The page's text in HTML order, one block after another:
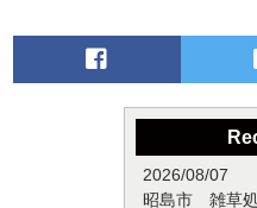
2026/08/07
昭島市 雑草